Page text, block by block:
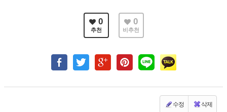
0
추천
0
비추천
수정 삭제